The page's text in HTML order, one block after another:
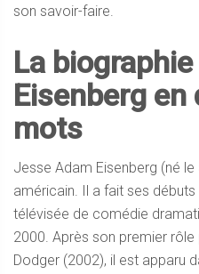
son savoir-faire.
La
Eisenberg en
mots
Jesse Adam Eisenberg (né
américain. Il a fait ses débuts
télévisée de comédie
2000. Après son premier
Dodger (2002), il est apparu